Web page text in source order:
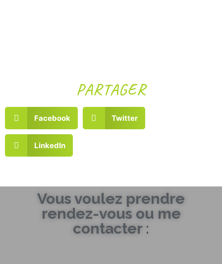
PARTAGER
Facebook Twitter
LinkedIn
Vous voulez prendre
rendez-vous ou me
contacter :